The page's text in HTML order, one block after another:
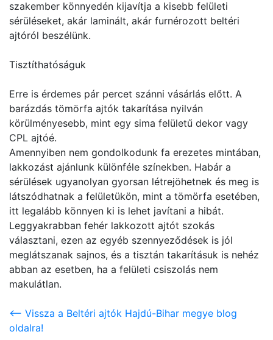
szakember könnyedén kijavítja a kisebb felületi
sérüléseket, akár laminált, akár furnérozott beltéri
ajtóról beszélünk.
Tisztíthatóságuk
Erre is érdemes pár percet szánni vásárlás előtt. A
barázdás tömörfa ajtók takarítása nyilván
körülményesebb, mint egy sima felületű dekor vagy
CPL ajtóé.
Amennyiben nem gondolkodunk fa erezetes mintában,
lakkozást ajánlunk különféle színekben. Habár a
sérülések ugyanolyan gyorsan létrejöhetnek és meg is
látszódhatnak a felületükön, mint a tömörfa esetében,
itt legalább könnyen ki is lehet javítani a hibát.
Leggyakrabban fehér lakkozott ajtót szokás
választani, ezen az egyéb szennyeződések is jól
meglátszanak sajnos, és a tisztán takarításuk is nehéz
abban az esetben, ha a felületi csiszolás nem
makulátlan.
<-- Vissza a Beltéri ajtók Hajdú-Bihar megye blog
oldalra!